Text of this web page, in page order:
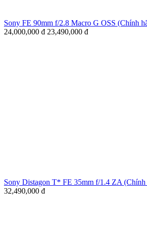
Sony FE 90mm f/2.8 Macro G OSS (Chính
24,000,000 đ 23,490,000 đ
Sony Distagon T* FE 35mm f/1.4 ZA (Chính
32,490,000 đ